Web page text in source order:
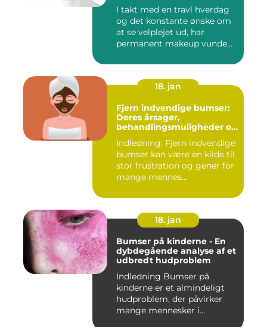
I takt med en travl hverdag
og det konstante ønske om
at se velplejet ud, har
permanent makeup vunde...
18. jan
Fjern indvendige bumser:
Deres årsager,
behandlingsmuligheder og
Indledning: Fjern indvendige
bumser kan være en kilde til
stor frustration og gener for
mange mennes...
18. jan
Bumser på kinderne - En
dybdegående analyse af et
udbredt hudproblem
Indledning Bumser på
kinderne er et almindeligt
hudproblem, der påvirker
mange mennesker i